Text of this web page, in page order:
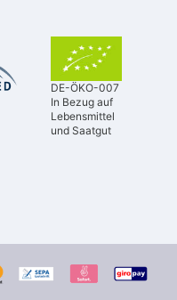
DE-ÖKO-007
In Bezug auf
Lebensmittel
und Saatgut